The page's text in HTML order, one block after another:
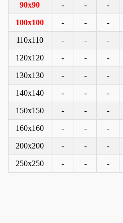
90x90 - - -
100x100 - - -
110x110 - - -
120x120 - - -
130x130 - - -
140x140 - - -
150x150 - - -
160x160 - - -
200x200 - - -
250x250 - - -